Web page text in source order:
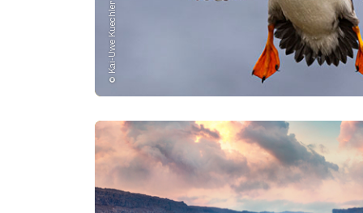
© Kai-Uwe Kuechler